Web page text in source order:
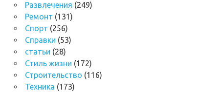
Развлечения (249)
Ремонт (131)
Спорт (256)
Справки (53)
статьи (28)
Стиль жизни (172)
Строительство (116)
Техника (173)